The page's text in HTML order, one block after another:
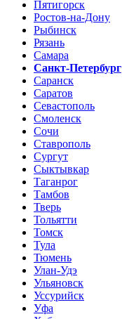
Пятигорск
Ростов-на-Дону
Рыбинск
Рязань
Самара
Санкт-Петербург
Саранск
Саратов
Севастополь
Смоленск
Сочи
Ставрополь
Сургут
Сыктывкар
Таганрог
Тамбов
Тверь
Тольятти
Томск
Тула
Тюмень
Улан-Удэ
Ульяновск
Уссурийск
Уфа